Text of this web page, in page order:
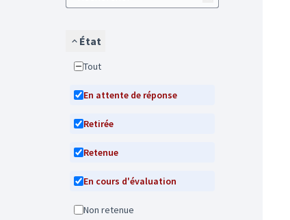
État
Tout
En attente de réponse
Retirée
Retenue
En cours d'évaluation
Non retenue